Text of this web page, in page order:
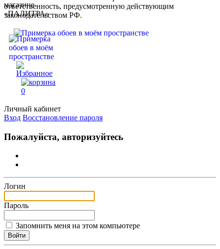
ответственность, предусмотренную действующим
законодательством РФ.
0
Личный кабинет
Вход Восстановление пароля
Пожалуйста, авторизуйтесь
Логин
Пароль
Запомнить меня на этом компьютере